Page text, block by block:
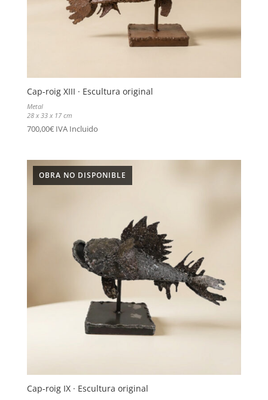
Cap-roig XIII · Escultura original
Metal
28 x 33 x 17 cm
700,00€ IVA Incluido
Cap-roig IX · Escultura original